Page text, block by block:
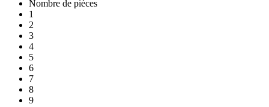
Nombre de pièces
1
2
3
4
5
6
7
8
9